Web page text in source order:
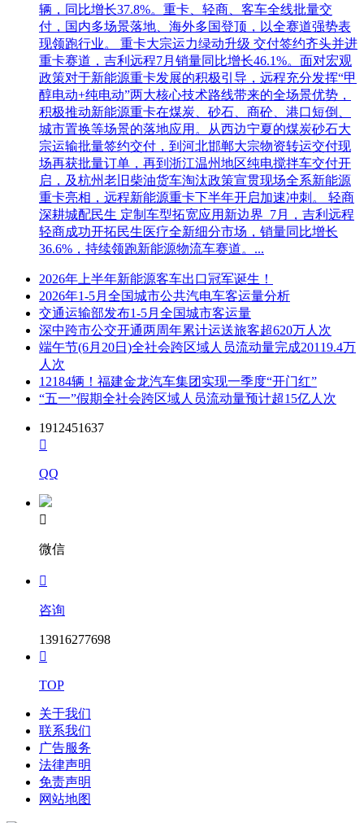
辆，同比增长37.8%。重卡、轻商、客车全线批量交
付，国内多场景落地、海外多国登顶，以全赛道强势表
现领跑行业。 重卡大宗运力绿动升级 交付签约齐头并进
重卡赛道，吉利远程7月销量同比增长46.1%。面对宏观
政策对于新能源重卡发展的积极引导，远程充分发挥“甲
醇电动+纯电动”两大核心技术路线带来的全场景优势，
积极推动新能源重卡在煤炭、砂石、商砼、港口短倒、
城市置换等场景的落地应用。从西边宁夏的煤炭砂石大
宗运输批量签约交付，到河北邯郸大宗物资转运交付现
场再获批量订单，再到浙江温州地区纯电搅拌车交付开
启，及杭州老旧柴油货车淘汰政策宣贯现场全系新能源
重卡亮相，远程新能源重卡下半年开启加速冲刺。 轻商
深耕城配民生 定制车型拓宽应用新边界 7月，吉利远程
轻商成功开拓民生医疗全新细分市场，销量同比增长
36.6%，持续领跑新能源物流车赛道。...
2026年上半年新能源客车出口冠军诞生！
2026年1-5月全国城市公共汽电车客运量分析
交通运输部发布1-5月全国城市客运量
深中跨市公交开通两周年累计运送旅客超620万人次
端午节(6月20日)全社会跨区域人员流动量完成20119.4万
人次
12184辆！福建金龙汽车集团实现一季度“开门红”
“五一”假期全社会跨区域人员流动量预计超15亿人次
1912451637

QQ

微信

咨询
13916277698

TOP
关于我们
联系我们
广告服务
法律声明
免责声明
网站地图